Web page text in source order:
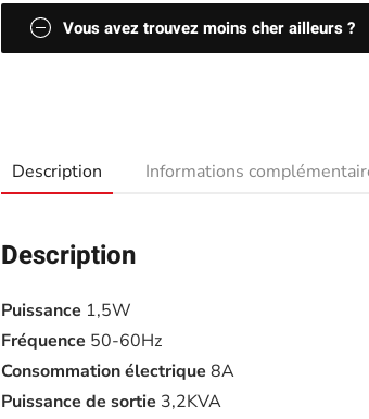
Vous avez trouvez moins cher ailleurs ?
Description Informations
Description
Puissance 1,5W
Fréquence 50-60Hz
Consommation électrique 8A
Puissance de sortie 3,2KVA